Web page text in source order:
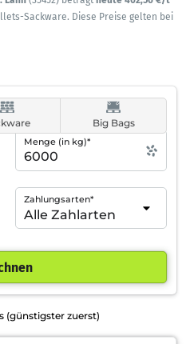
Sackware. Diese Preise gelten bei
Big Bags
Menge (in kg)*
Zahlungsarten*
(günstigster zuerst)